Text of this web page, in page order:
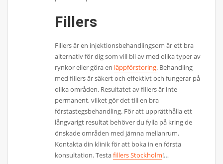
Fillers
Fillers är en injektionsbehandlingsom är ett bra
alternativ för dig som vill bli av med olika typer av
rynkor eller göra en läppförstoring. Behandling
med fillers är säkert och effektivt och fungerar på
olika områden. Resultatet av fillers är inte
permanent, vilket gör det till en bra
förstastegsbehandling. För att upprätthålla ett
långvarigt resultat behöver du fylla på kring de
önskade områden med jämna mellanrum.
Kontakta din klinik för att boka in en första
konsultation. Testafillers Stockholm!…